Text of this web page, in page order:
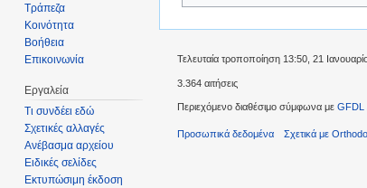
Τράπεζα
Κοινότητα
Βοήθεια
Επικοινωνία
Εργαλεία
Τι συνδέει εδώ
Σχετικές αλλαγές
Ανέβασμα αρχείου
Ειδικές σελίδες
Εκτυπώσιμη έκδοση
Τελευταία τροποποίηση 13:50, 21
3.364 αιτήσεις
Περιεχόμενο διαθέσιμο σύμφωνα με GFDL
Προσωπικά δεδομένα Σχετικά με